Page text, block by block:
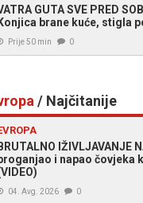
GUTA SVE PRED
brane kuće, stigla
Prije 50 min 0
/ Najčitanije
IŽIVLJAVANJE
i napao čovjeka
04. Avg. 2026 0